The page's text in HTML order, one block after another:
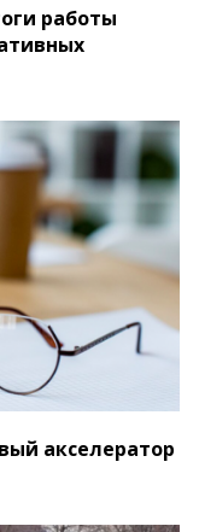
работы
акселератор